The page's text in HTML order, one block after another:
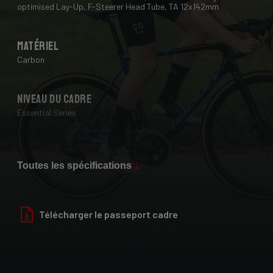
optimised Lay-Up, F-Steerer Head Tube, TA 12x142mm
Matériel
Carbon
Niveau du cadre
Essential Series
28 mm
Finition
Glossy
Toutes les spécifications
Télécharger le passeport cadre